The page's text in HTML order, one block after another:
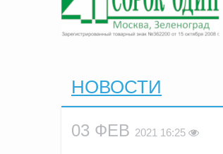
НОВОСТИ
03 ФЕВ 2021 16:25